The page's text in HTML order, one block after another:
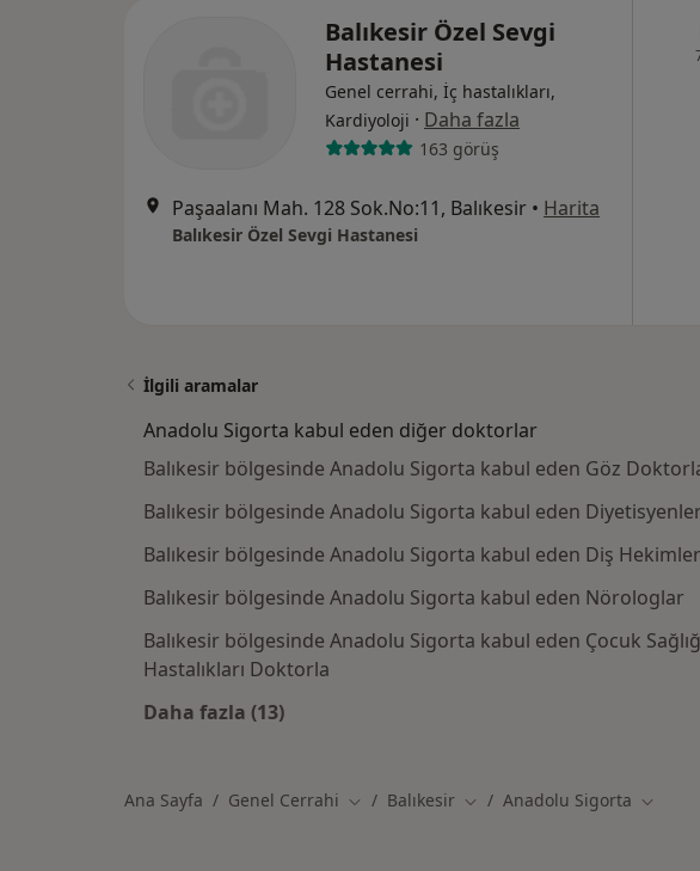
Balıkesir Özel Sevgi
Hastanesi
Genel cerrahi, İç hastalıkları,
Kardiyoloji · Daha fazla
163 görüş
Paşaalanı Mah. 128 Sok.No:11, Balıkesir • Harita
Balıkesir Özel Sevgi Hastanesi
İlgili aramalar
Anadolu Sigorta kabul eden diğer doktorlar
Balıkesir bölgesinde Anadolu Sigorta kabul eden Göz
Balıkesir bölgesinde Anadolu Sigorta kabul eden
Balıkesir bölgesinde Anadolu Sigorta kabul eden Diş
Balıkesir bölgesinde Anadolu Sigorta kabul eden Nörologlar
Balıkesir bölgesinde Anadolu Sigorta kabul eden Çocuk
Hastalıkları Doktorla
Daha fazla (13)
Ana Sayfa Genel Cerrahi Şehir değiştir
Balıkesir Şehir değiştir
Anadolu Sigorta Şehir